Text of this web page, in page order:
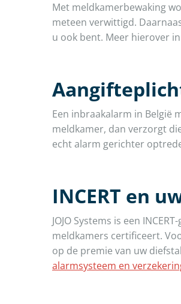
Met meldkamerbewaking
meteen verwittigd.
u ook bent. Meer hierover in
Een inbraakalarm in België
meldkamer, dan verzorgt
echt alarm gerichter
INCERT en
JOJO Systems is een
meldkamers certificeert.
op de premie van uw
alarmsysteem en